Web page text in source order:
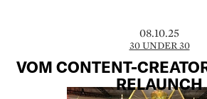
08.10.25
30 UNDER 30
VOM CONTENT-
RELAUNCH